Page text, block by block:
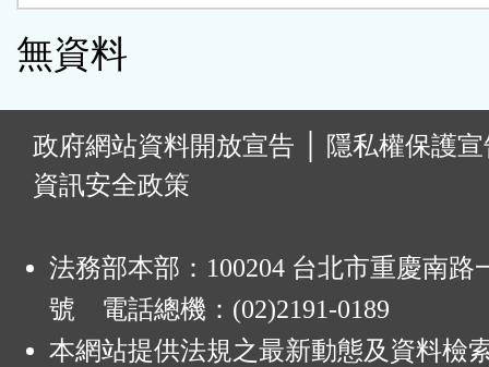
無資料
政府網站資料開放宣告
隱私權保護
資訊安全政策
法務部本部：100204 台北市重慶南路
號 電話總機：(02)2191-0189
本網站提供法規之最新動態及資料檢